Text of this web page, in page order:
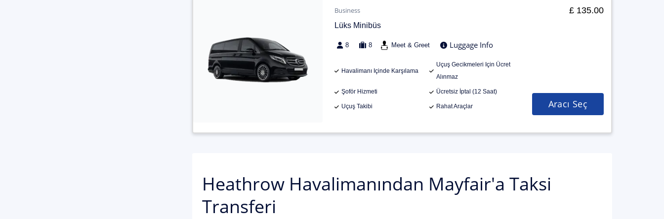
Business
Lüks Minibüs
8 8 Meet & Greet Luggage Info
Havalimanı Içinde Karşılama
Uçuş Gecikmeleri Için Ücret
Alınmaz
Şoför Hizmeti Ücretsiz İptal (12 Saat)
Uçuş Takibi Rahat Araçlar
£ 135.00
Aracı Seç
Heathrow Havalimanından Mayfair'a Taksi
Transferi